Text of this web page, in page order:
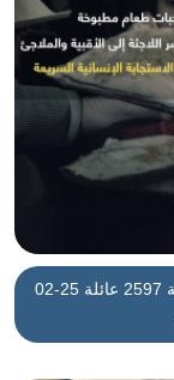
02-25 فرق الاستجابة الإنسانية السريعة تتمكن من إغاثة 2597 عائلة